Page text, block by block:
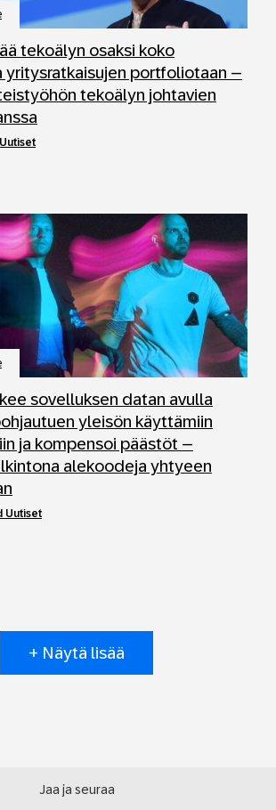
tekoälyn osaksi koko
yritysratkaisujen portfoliotaan –
tekoälyn johtavien
sovelluksen datan avulla
yleisön käyttämiin
ja kompensoi päästöt –
alekoodeja yhtyeen
Uutiset
+ Näytä lisää
Jaa ja seuraa